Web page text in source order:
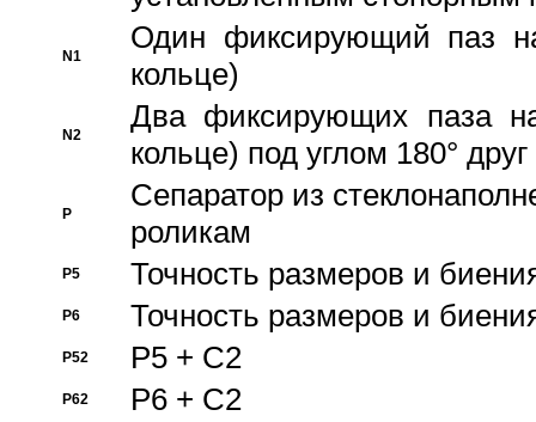
N1
Один фиксирующий паз
кольце)
N2
Два фиксирующих паза
кольце) под углом 180° друг
P
Cепаратор из
роликам
P5 Точность размеров и
P6 Точность размеров и
P52 P5 + C2
P62 P6 + C2